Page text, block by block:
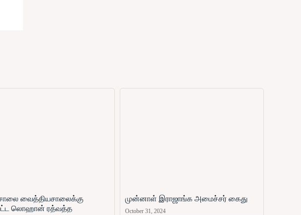
வைத்தியசாலைக்கு
லொஹான் ரத்வத்த
முன்னாள் இராஜாங்க அமைச்சர் கைது
October 31, 2024